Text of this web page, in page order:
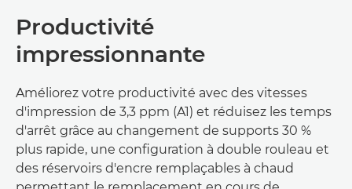
Productivité
impressionnante
Améliorez votre productivité avec des vitesses
d'impression de 3,3 ppm (A1) et réduisez les temps
d'arrêt grâce au changement de supports 30 %
plus rapide, une configuration à double rouleau et
des réservoirs d'encre remplaçables à chaud